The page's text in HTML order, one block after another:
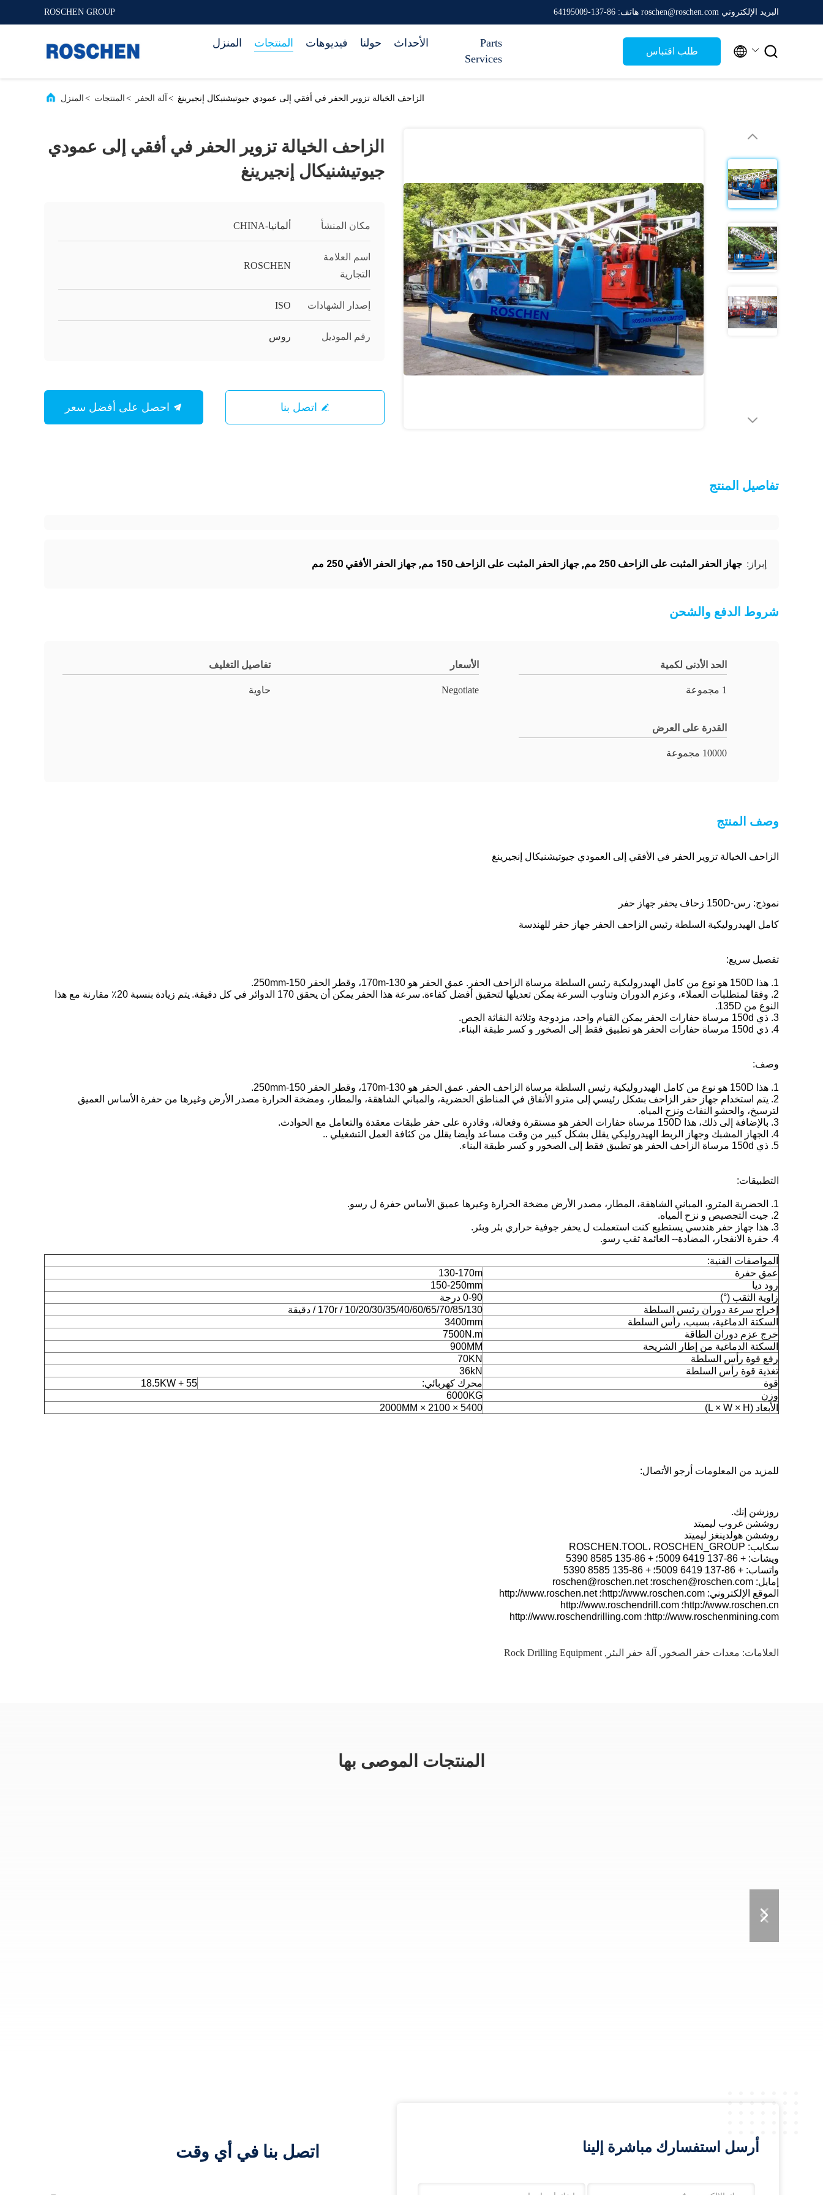
ROSCHEN GROUP البريد الإلكتروني roschen@roschen.com هاتف: 86-137-64195009
المنزل المنتجات فيديوهات حولنا الأحداث
Parts
Services
طلب اقتباس  
المنزل > المنتجات > آلة الحفر > الزاحف الخيالة تزوير الحفر في أفقي إلى عمودي جيوتيشنيكال إنجيرينغ
الزاحف الخيالة تزوير الحفر في أفقي إلى عمودي
جيوتيشنيكال إنجيرينغ
مكان المنشأ ألمانيا-CHINA
اسم العلامة
التجارية
ROSCHEN
إصدار الشهادات ISO
رقم الموديل روس
تفاصيل المنتج
إبراز: جهاز الحفر المثبت على الزاحف 250 مم , جهاز الحفر المثبت على الزاحف 150 مم , جهاز الحفر الأفقي 250 مم
شروط الدفع والشحن
الحد الأدنى لكمية
1 مجموعة
الأسعار
Negotiate
تفاصيل التغليف
حاوية
القدرة على العرض
10000 مجموعة
وصف المنتج
الزاحف الخيالة تزوير الحفر في الأفقي إلى العمودي جيوتيشنيكال إنجيرينغ
نموذج: رس-150D زحاف يحفر جهاز حفر
كامل الهيدروليكية السلطة رئيس الزاحف الحفر جهاز حفر للهندسة
تفصيل سريع:
1. هذا 150D هو نوع من كامل الهيدروليكية رئيس السلطة مرساة الزاحف الحفر.
عمق الحفر هو 130-170m، وقطر الحفر 150-250mm.
2. وفقا لمتطلبات العملاء، وعزم الدوران وتناوب السرعة يمكن تعديلها لتحقيق أفضل كفاءة.
سرعة هذا الحفر يمكن أن يحقق 170 الدوائر في كل دقيقة.
يتم زيادة بنسبة 20٪ مقارنة مع هذا
النوع من 135D.
3. ذي 150d مرساة حفارات الحفر يمكن القيام واحد، مزدوجة وثلاثة النفاثة الجص.
4. ذي 150d مرساة حفارات الحفر هو تطبيق فقط إلى الصخور و كسر طبقة البناء.
وصف:
1. هذا 150D هو نوع من كامل الهيدروليكية رئيس السلطة مرساة الزاحف الحفر.
عمق الحفر هو 130-170m، وقطر الحفر 150-250mm.
2. يتم استخدام جهاز حفر الزاحف بشكل رئيسي إلى مترو الأنفاق في المناطق الحضرية، والمباني الشاهقة، والمطار، ومضخة الحرارة مصدر الأرض وغيرها من حفرة الأساس العميق
لترسيخ، والحشو النفاث ونزح المياه.
3. بالإضافة إلى ذلك، هذا 150D مرساة حفارات الحفر هو مستقرة وفعالة، وقادرة على حفر طبقات معقدة والتعامل مع الحوادث.
4. الجهاز المشبك وجهاز الربط الهيدروليكي يقلل بشكل كبير من وقت مساعد وأيضا يقلل من كثافة العمل التشغيلي ..
5. ذي 150d مرساة الزاحف الحفر هو تطبيق فقط إلى الصخور و كسر طبقة البناء.
التطبيقات:
1. الحضرية المترو، المباني الشاهقة، المطار، مصدر الأرض مضخة الحرارة وغيرها عميق الأساس حفرة ل رسو.
2. جيت التجصيص و نزح المياه.
3. هذا جهاز حفر هندسي يستطيع كنت استعملت ل يحفر جوفية حراري بئر وبئر.
4. حفرة الانفجار، المضادة-- العائمة ثقب رسو.
المواصفات الفنية:
عمق حفرة
130-170m
رود ديا
150-250mm
زاوية الثقب (°)
0-90 درجة
إخراج سرعة دوران رئيس السلطة
10/20/30/35/40/60/65/70/85/130 / 170r / دقيقة
السكتة الدماغية، بسبب، رأس السلطة
3400mm
خرج عزم دوران الطاقة
7500N.m
السكتة الدماغية من إطار الشريحة
900MM
رفع قوة رأس السلطة
70KN
تغذية قوة رأس السلطة
36kN
قوة
محرك كهربائي:
55 + 18.5KW
وزن
6000KG
الأبعاد (L × W × H)
5400 × 2100 × 2000MM
للمزيد من المعلومات أرجو الأتصال:
روزشن إنك.
روششن غروب ليميتد
روششن هولدينغز ليميتد
سكايب: ROSCHEN.TOOL، ROSCHEN_GROUP
ويشات: + 86-137 6419 5009؛
+ 86-135 8585 5390
واتساب: + 86-137 6419 5009؛
+ 86-135 8585 5390
إمايل: roschen@roschen.com؛
roschen@roschen.net
الموقع الإلكتروني: http://www.roschen.com؛
http://www.roschen.net
http://www.roschen.cn؛ http://www.roschendrill.com
http://www.roschenmining.com؛ http://www.roschendrilling.com
العلامات: معدات حفر الصخور , آلة حفر البئر ,
Rock Drilling Equipment
المنتجات الموصى بها
اتصل بنا في أي وقت أرسل استفسارك مباشرة إلينا